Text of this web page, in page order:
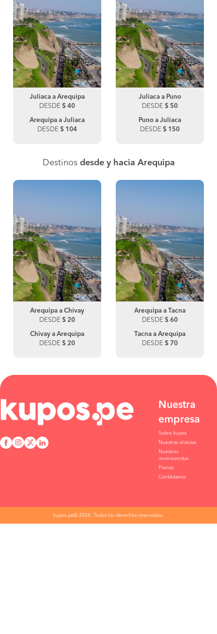
Juliaca a Arequipa
DESDE $ 40
Arequipa a Juliaca
DESDE $ 104
Juliaca a Puno
DESDE $ 50
Puno a Juliaca
DESDE $ 150
Destinos desde y hacia Arequipa
Arequipa a Chivay
DESDE $ 20
Chivay a Arequipa
DESDE $ 20
Arequipa a Tacna
DESDE $ 60
Tacna a Arequipa
DESDE $ 70
Nuestra
empresa
Sobre kupos
Nuestras alianzas
Nuestros
inversionistas
Prensa
Contáctanos
kupos.pe© 2026. Todos los derechos reservados.